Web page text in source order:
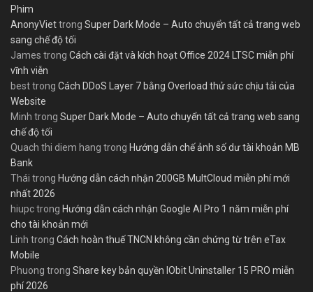
Phim
AnonyViettrong Super Dark Mode – Auto chuyển tất cả trang web
sang chế độ tối
James trong Cách cài đặt và kích hoạt Office 2024 LTSC miễn phí
vĩnh viễn
besttrong Cách DDoS Layer 7 bằng Overload thử sức chịu tải của
Website
Minh trong Super Dark Mode – Auto chuyển tất cả trang web sang
chế độ tối
Quach thi diem hang trong Hướng dẫn chế ảnh số dư tài khoản MB
Bank
Thái trong Hướng dẫn cách nhận 200GB MultCloud miễn phí mới
nhất 2026
hiupctrong Hướng dẫn cách nhận Google AI Pro 1 năm miễn phí
cho tài khoản mới
Linh trong Cách hoàn thuế TNCN không cần chứng từ trên eTax
Mobile
Phuong trong Share key bản quyền IObit Uninstaller 15 PRO miễn
phí 2026